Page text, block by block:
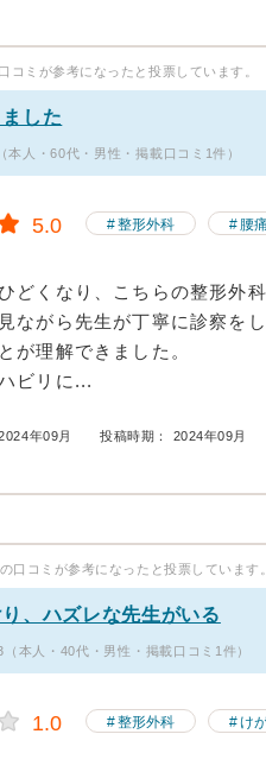
コミが参考になったと投票しています。
した
本人・60代・男性・掲載口コミ1件）
5.0 整形外科 腰痛
どくなり、こちらの整形外
ながら先生が丁寧に診察を
が理解できました。
ビリに...
年09月 投稿時期： 2024年09月
口コミが参考になったと投票しています。
、ハズレな先生がいる
本人・40代・男性・掲載口コミ1件）
1.0 整形外科 け